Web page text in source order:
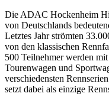
Die ADAC Hockenheim
von Deutschlands
Letztes Jahr strömten
von den klassischen
500 Teilnehmer werden
Tourenwagen und
verschiedensten
setzt dabei als einzige